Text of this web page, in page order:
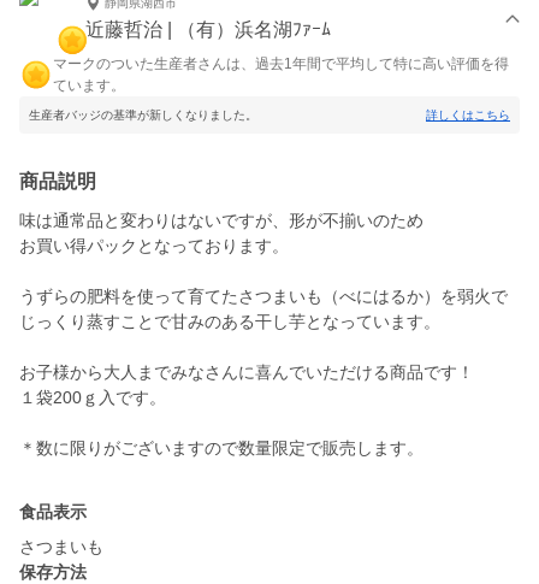
近藤哲治 | （有）浜名湖ﾌｧｰﾑ
マークのついた生産者さんは、過去1年間で平均して特に高い評価を得
ています。
生産者バッジの基準が新しくなりました。 詳しくはこちら
商品説明
味は通常品と変わりはないですが、形が不揃いのため
お買い得パックとなっております。
うずらの肥料を使って育てたさつまいも（べにはるか）を弱火で
じっくり蒸すことで甘みのある干し芋となっています。
お子様から大人までみなさんに喜んでいただける商品です！
１袋200ｇ入です。
＊数に限りがございますので数量限定で販売します。
食品表示
さつまいも
保存方法